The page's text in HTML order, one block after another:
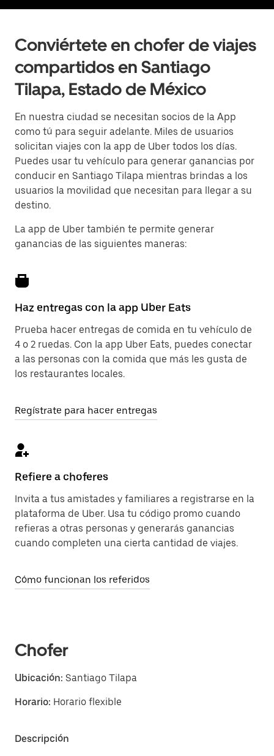
Conviértete en chofer de viajes
compartidos en Santiago
Tilapa, Estado de México
En nuestra ciudad se necesitan socios de la App
como tú para seguir adelante. Miles de usuarios
solicitan viajes con la app de Uber todos los días.
Puedes usar tu vehículo para generar ganancias por
conducir en Santiago Tilapa mientras brindas a los
usuarios la movilidad que necesitan para llegar a su
destino.
La app de Uber también te permite generar
ganancias de las siguientes maneras:
Haz entregas con la app Uber Eats
Prueba hacer entregas de comida en tu vehículo de
4 o 2 ruedas. Con la app Uber Eats, puedes conectar
a las personas con la comida que más les gusta de
los restaurantes locales.
Regístrate para hacer entregas
Refiere a choferes
Invita a tus amistades y familiares a registrarse en la
plataforma de Uber. Usa tu código promo cuando
refieras a otras personas y generarás ganancias
cuando completen una cierta cantidad de viajes.
Cómo funcionan los referidos
Chofer
Ubicación: Santiago Tilapa
Horario: Horario flexible
Descripción